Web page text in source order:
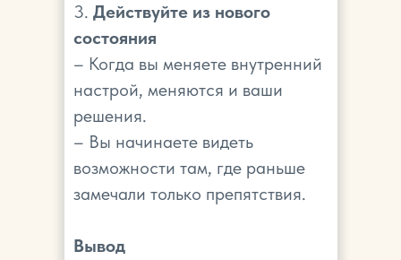
3. Действуйте из нового
состояния
– Когда вы меняете внутренний
настрой, меняются и ваши
решения.
– Вы начинаете видеть
возможности там, где раньше
замечали только препятствия.
Вывод